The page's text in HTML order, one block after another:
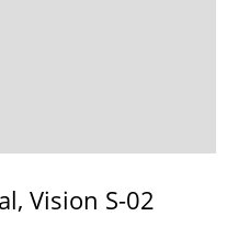
Vision S-02